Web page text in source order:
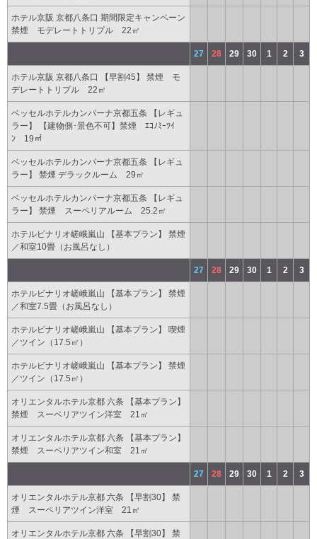
ホテル京阪 京都八条口 期間限定キャンペーン
禁煙 モデレートトリプル 22㎡
27 28 29 30 1 2 3
ホテル京阪 京都八条口 【早割45】 禁煙 モ
デレートトリプル 22㎡
ベッセルホテルカンパーナ京都五条 【レギュ
ラー】 【建物側･景色不可】禁煙 ｴｺﾉﾐｰﾂｲ
ﾝ 19㎡
ベッセルホテルカンパーナ京都五条 【レギュ
ラー】 禁煙 デラックルーム 29㎡
ベッセルホテルカンパーナ京都五条 【レギュ
ラー】 禁煙 スーペリアルーム 25.2㎡
ホテルビナリオ嵯峨嵐山 【基本プラン】 禁煙
／和室10畳（お風呂なし）
27 28 29 30 1 2 3
ホテルビナリオ嵯峨嵐山 【基本プラン】 禁煙
／和室7.5畳（お風呂なし）
ホテルビナリオ嵯峨嵐山 【基本プラン】 喫煙
／ツイン（17.5㎡）
ホテルビナリオ嵯峨嵐山 【基本プラン】 禁煙
／ツイン（17.5㎡）
オリエンタルホテル京都 六条 【基本プラン】
禁煙 スーペリアツイン洋室 21㎡
オリエンタルホテル京都 六条 【基本プラン】
禁煙 スーペリアツイン和室 21㎡
27 28 29 30 1 2 3
オリエンタルホテル京都 六条 【早割30】 禁
煙 スーペリアツイン洋室 21㎡
オリエンタルホテル京都 六条 【早割30】 禁